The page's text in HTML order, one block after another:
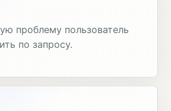
проблему пользователь
по запросу.